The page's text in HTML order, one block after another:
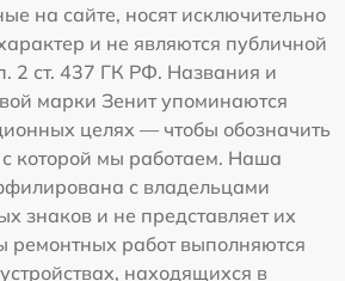
на сайте, носят исключительно
и не являются публичной
2 ст. 437 ГК РФ. Названия и
марки Зенит упоминаются
целях — чтобы обозначить
которой мы работаем. Наша
с владельцами
знаков и не представляет их
ремонтных работ выполняются
находящихся в